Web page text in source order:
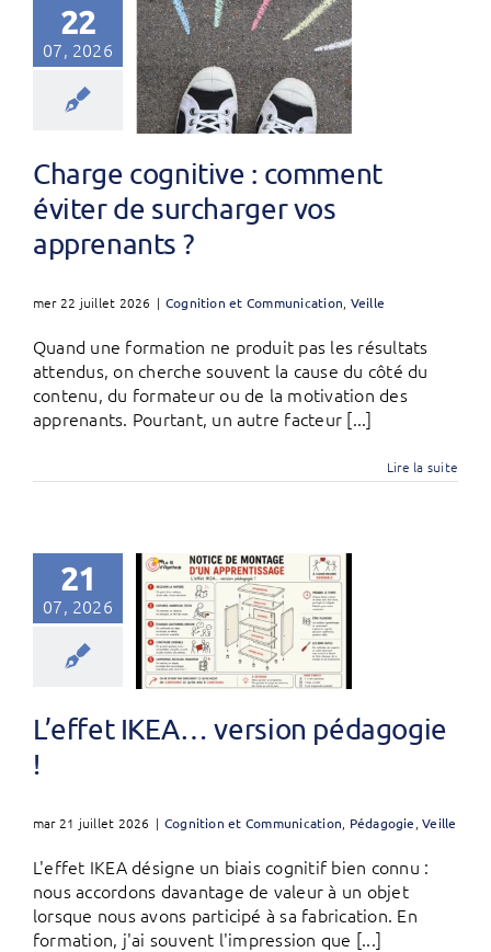
22
07, 2026
Charge cognitive : comment
éviter de surcharger vos
apprenants ?
mer 22 juillet 2026 | Cognition et Communication Veille
Quand une formation ne produit pas les résultats
attendus, on cherche souvent la cause du côté du
contenu, du formateur ou de la motivation des
apprenants. Pourtant, un autre facteur [...]
Lire la suite
21
07, 2026
L’effet IKEA… version pédagogie
!
mar 21 juillet 2026 | Cognition et Communication Pédagogie ,Veille
L'effet IKEA désigne un biais cognitif bien connu :
nous accordons davantage de valeur à un objet
lorsque nous avons participé à sa fabrication. En
formation, j'ai souvent l'impression que [...]